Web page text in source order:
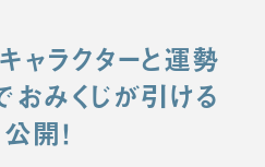
ャラクターと運勢
おみくじが引ける
開！